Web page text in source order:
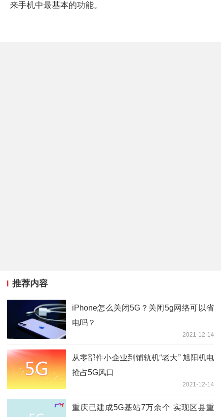
来手机中最基本的功能。
推荐内容
iPhone怎么关闭5G？关闭5g网络可以省
电吗？
2021-12-14
从零部件小企业到铺轨机“老大” 旭阳机电
抢占5G风口
2021-12-14
重庆已建成5G基站7万余个 实现区县重